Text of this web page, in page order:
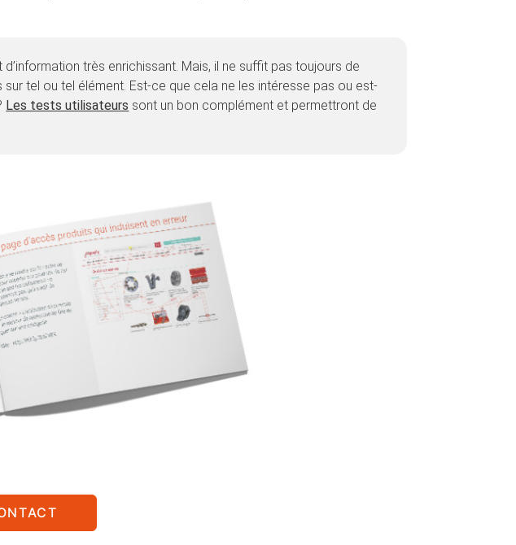
très enrichissant. Mais, il ne suffit pas toujours de
tel ou tel élément. Est-ce que cela ne les intéresse pas ou est-
Les tests utilisateurs sont un bon complément et permettront de